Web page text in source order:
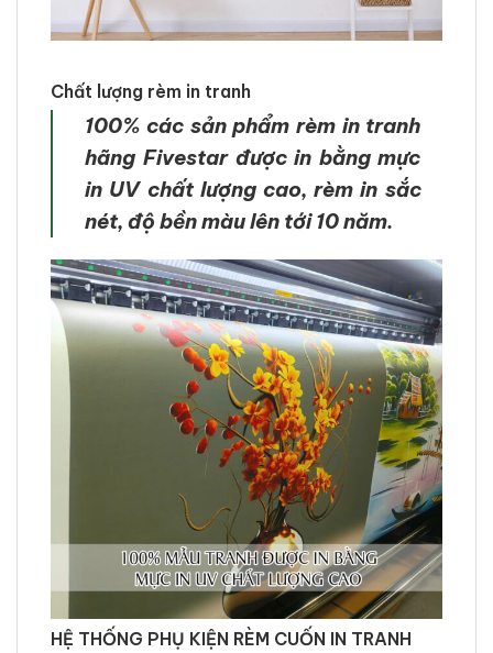
Chất lượng rèm in tranh
100% các sản phẩm rèm in tranh
hãng Fivestar được in bằng mực
in UV chất lượng cao, rèm in sắc
nét, độ bền màu lên tới 10 năm.
HỆ THỐNG PHỤ KIỆN RÈM CUỐN IN TRANH